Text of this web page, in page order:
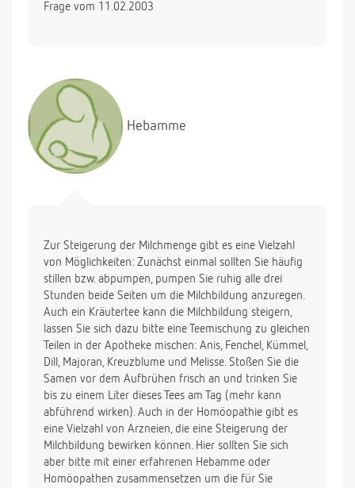
Frage vom 11.02.2003
Hebamme
Zur Steigerung der Milchmenge gibt es eine Vielzahl
von Möglichkeiten: Zunächst einmal sollten Sie häufig
stillen bzw. abpumpen, pumpen Sie ruhig alle drei
Stunden beide Seiten um die Milchbildung anzuregen.
Auch ein Kräutertee kann die Milchbildung steigern,
lassen Sie sich dazu bitte eine Teemischung zu gleichen
Teilen in der Apotheke mischen: Anis, Fenchel, Kümmel,
Dill, Majoran, Kreuzblume und Melisse. Stoßen Sie die
Samen vor dem Aufbrühen frisch an und trinken Sie
bis zu einem Liter dieses Tees am Tag (mehr kann
abführend wirken). Auch in der Homöopathie gibt es
eine Vielzahl von Arzneien, die eine Steigerung der
Milchbildung bewirken können. Hier sollten Sie sich
aber bitte mit einer erfahrenen Hebamme oder
Homöopathen zusammensetzen um die für Sie